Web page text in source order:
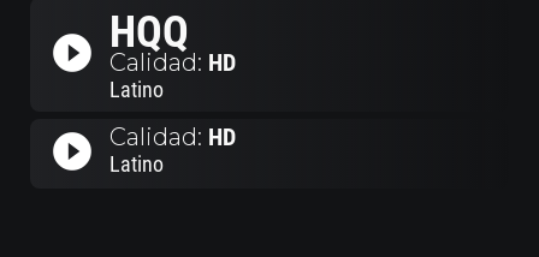
play_circle_filled HQQ
Calidad: HD
Latino
play_circle_filled Calidad: HD
Latino